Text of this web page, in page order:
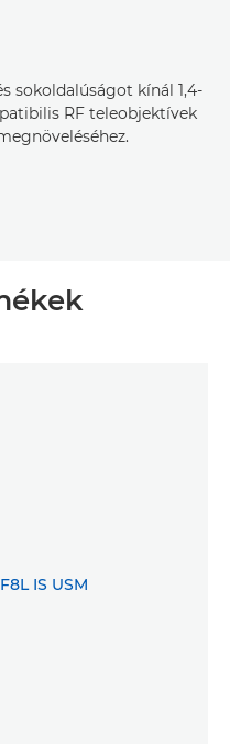
sokoldalúságot kínál 1,4-
RF teleobjektívek